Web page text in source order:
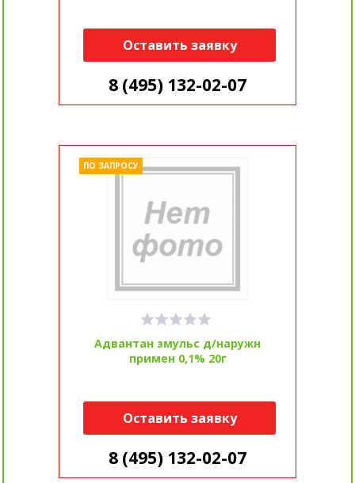
Оставить заявку
8 (495) 132-02-07
Адвантан эмульс д/наружн
примен 0,1% 20г
ПО ЗАПРОСУ
Оставить заявку
8 (495) 132-02-07